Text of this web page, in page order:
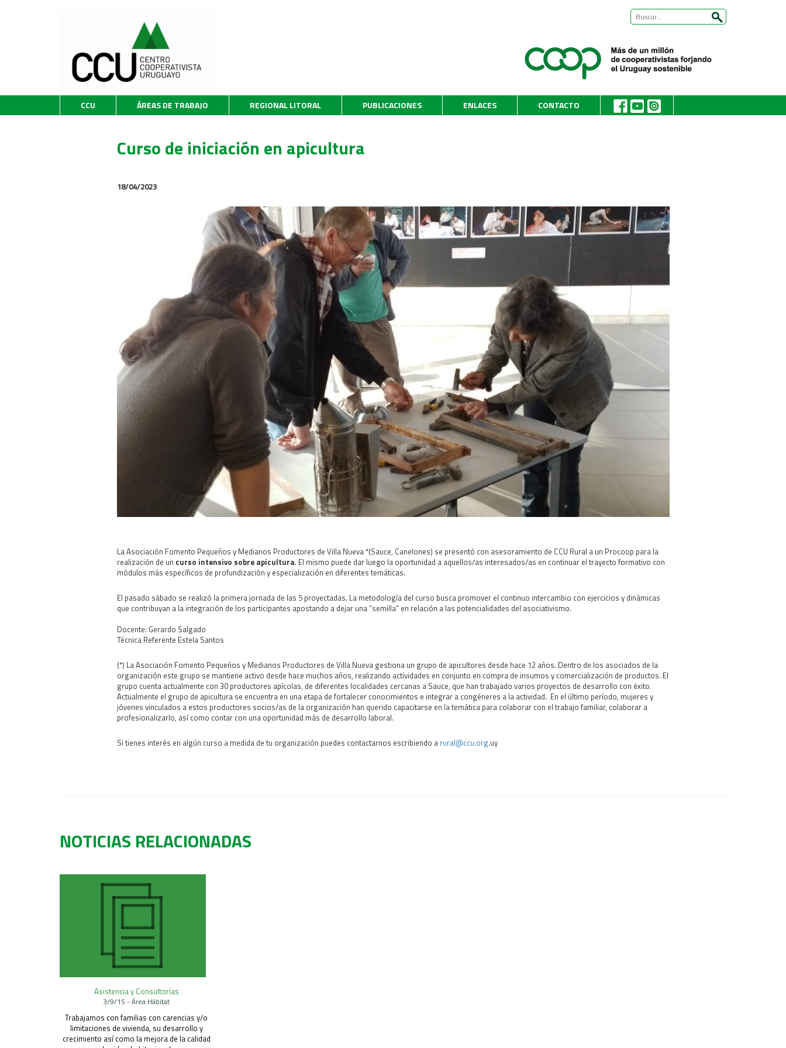
CCU ÁREAS DE TRABAJO REGIONAL LITORAL PUBLICACIONES ENLACES CONTACTO
Curso de iniciación en apicultura
18/04/2023
La Asociación Fomento Pequeños y Medianos Productores de Villa Nueva *(Sauce, Canelones) se presentó con asesoramiento de CCU Rural a un Procoop para la
realización de un curso intensivo sobre apicultura. El mismo puede dar luego la oportunidad a aquellos/as interesados/as en continuar el trayecto formativo con
módulos más específicos de profundización y especialización en diferentes temáticas.
El pasado sábado se realizó la primera jornada de las 5 proyectadas. La metodología del curso busca promover el continuo intercambio con ejercicios y dinámicas
que contribuyan a la integración de los participantes apostando a dejar una “semilla” en relación a las potencialidades del asociativismo.
Docente: Gerardo Salgado
Técnica Referente Estela Santos
(*) La Asociación Fomento Pequeños y Medianos Productores de Villa Nueva gestiona un grupo de apicultores desde hace 12 años. Dentro de los asociados de la
organización este grupo se mantiene activo desde hace muchos años, realizando actividades en conjunto en compra de insumos y comercialización de productos. El
grupo cuenta actualmente con 30 productores apícolas, de diferentes localidades cercanas a Sauce, que han trabajado varios proyectos de desarrollo con éxito.
Actualmente el grupo de apicultura se encuentra en una etapa de fortalecer conocimientos e integrar a congéneres a la actividad. En el último período, mujeres y
jóvenes vinculados a estos productores socios/as de la organización han querido capacitarse en la temática para colaborar con el trabajo familiar, colaborar a
profesionalizarlo, así como contar con una oportunidad más de desarrollo laboral.
Si tienes interés en algún curso a medida de tu organización puedes contactarnos escribiendo a rural@ccu.org.uy
NOTICIAS RELACIONADAS
Asistencia y Consultorías
3/9/15 - Área Hábitat
Trabajamos con familias con carencias y/o
limitaciones de vivienda, su desarrollo y
crecimiento así como la mejora de la calidad